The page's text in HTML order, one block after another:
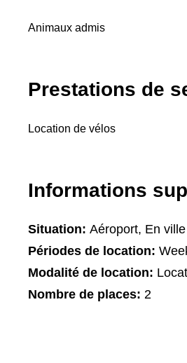
Animaux admis
Prestations de
Location de vélos
Informations
Situation: Aéroport, En ville
Périodes de location:
Modalité de location:
Nombre de places: 2